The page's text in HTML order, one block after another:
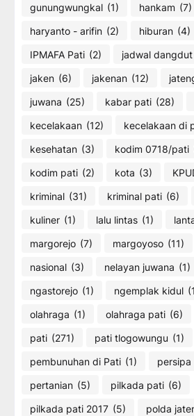
gunungwungkal (1) hankam (7)
haryanto - arifin (2) hiburan (4)
IPMAFA Pati (2) jadwal
jaken (6) jakenan (12)
juwana (25) kabar pati (28)
kecelakaan (12) kecelakaan di
kesehatan (3) kodim 0718/pati
kodim pati (2) kota (3)
kriminal (31) kriminal pati (6)
kuliner (1) lalu lintas (1)
margorejo (7) margoyoso (11)
nasional (3) nelayan juwana (1)
ngastorejo (1) ngemplak kidul
olahraga (1) olahraga pati (6)
pati (271) pati tlogowungu (1)
pembunuhan di Pati (1) persipa
pertanian (5) pilkada pati (6)
pilkada pati 2017 (5) polda